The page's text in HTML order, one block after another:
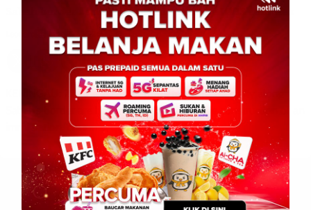
Sabah border security boosted with new ICQS complex
June 22, 2026 0
KENINGAU: 22 June 2026 – Efforts to tighten security along
Sabah’s border are being stepped up with the construction of an
immigration, customs, quarantine and […]
Leave a Reply